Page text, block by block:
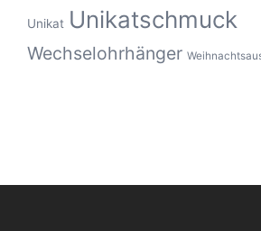
Unikat Unikatschmuck
Wechselohrhänger